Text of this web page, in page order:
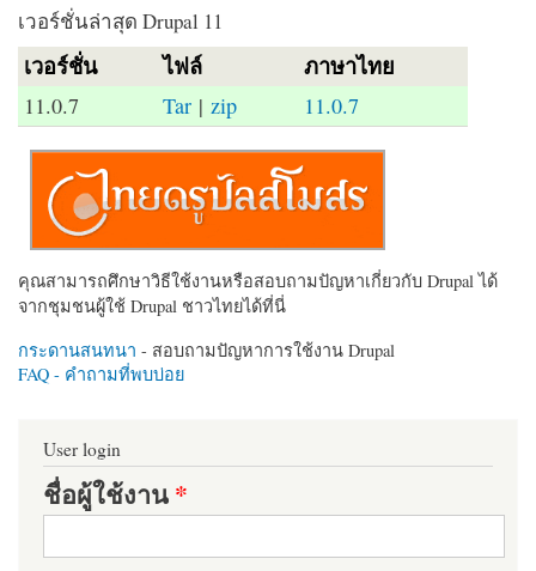
เวอร์ชั่นล่าสุด Drupal 11
เวอร์ชั่น ไฟล์ ภาษาไทย
11.0.7 Tar | zip 11.0.7
คุณสามารถศึกษาวิธีใช้งานหรือสอบถามปัญหาเกี่ยวกับ Drupal ได้
จากชุมชนผู้ใช้ Drupal ชาวไทยได้ที่นี่
กระดานสนทนา - สอบถามปัญหาการใช้งาน Drupal
FAQ - คำถามที่พบบ่อย
User login
ชื่อผู้ใช้งาน*